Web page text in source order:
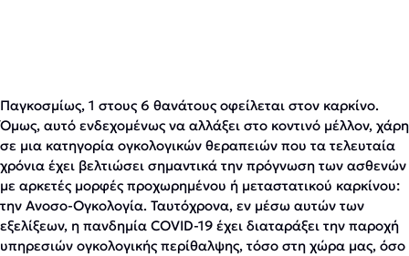
Παγκοσμίως, 1 στους 6 θανάτους οφείλεται στον καρκίνο.
Όμως, αυτό ενδεχομένως να αλλάξει στο κοντινό μέλλον, χάρη
σε μια κατηγορία ογκολογικών θεραπειών που τα τελευταία
χρόνια έχει βελτιώσει σημαντικά την πρόγνωση των ασθενών
με αρκετές μορφές προχωρημένου ή μεταστατικού καρκίνου:
την Ανοσο-Ογκολογία. Ταυτόχρονα, εν μέσω αυτών των
εξελίξεων, η πανδημία COVID-19 έχει διαταράξει την παροχή
υπηρεσιών ογκολογικής περίθαλψης, τόσο στη χώρα μας, όσο